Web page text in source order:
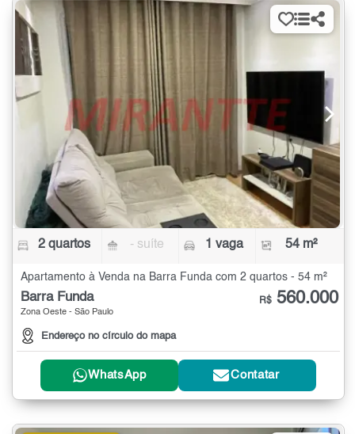
2 quartos - suíte 1 vaga 54 m²
Apartamento à Venda na Barra Funda com 2 quartos - 54 m²
Barra Funda
Zona Oeste - São Paulo
Endereço no círculo do mapa
R$ 560.000
WhatsApp Contatar